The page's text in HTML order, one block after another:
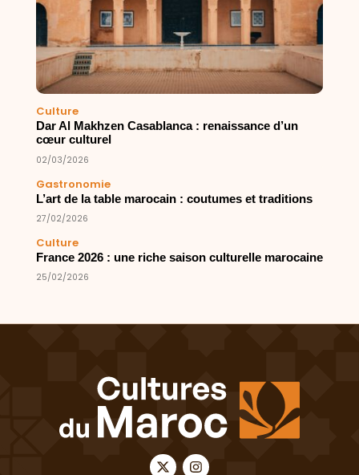
Culture
Dar Al Makhzen Casablanca : renaissance d’un
cœur culturel
02/03/2026
Gastronomie
L’art de la table marocain : coutumes et traditions
27/02/2026
Culture
France 2026 : une riche saison culturelle marocaine
25/02/2026